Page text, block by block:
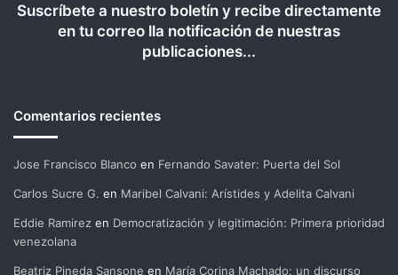
Suscríbete a nuestro boletín y recibe directamente
en tu correo lla notificación de nuestras
publicaciones...
Comentarios recientes
Jose Francisco Blanco en Fernando Savater: Puerta del Sol
Carlos Sucre G. en Maribel Calvani: Arístides y Adelita Calvani
Eddie Ramirez en Democratización y legitimación: Primera prioridad
venezolana
Beatriz Pineda Sansone en María Corina Machado: un discurso